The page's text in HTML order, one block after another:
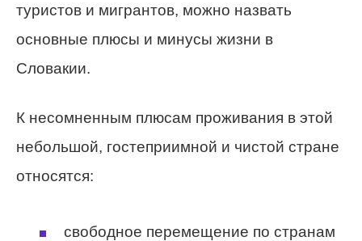
туристов и мигрантов, можно назвать
основные плюсы и минусы жизни в
Словакии.
К несомненным плюсам проживания в этой
небольшой, гостеприимной и чистой стране
относятся:
свободное перемещение по странам